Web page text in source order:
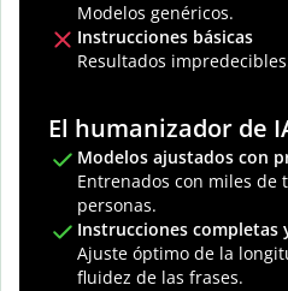
Modelos genéricos.
Instrucciones básicas
Resultados
El humanizador de
Modelos ajustados con
Entrenados con miles de
personas.
Instrucciones completas
Ajuste óptimo de la
fluidez de las frases.